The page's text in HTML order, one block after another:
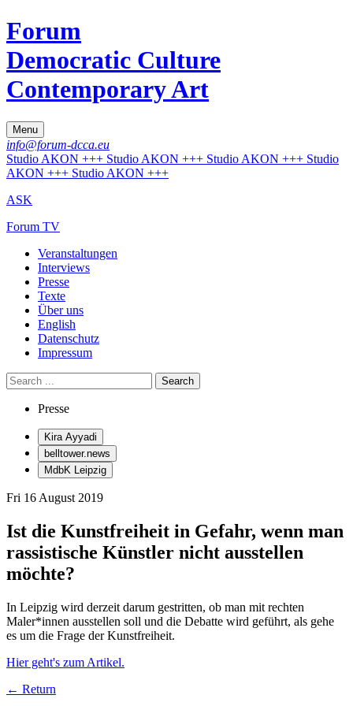
Forum
Democratic Culture
Contemporary Art
Menu
info@forum-dcca.eu
Studio AKON +++ Studio AKON +++ Studio AKON +++ Studio
AKON +++ Studio AKON +++
ASK
Forum TV
Veranstaltungen
Interviews
Presse
Texte
Über uns
English
Datenschutz
Impressum
Presse
Kira Ayyadi
belltower.news
MdbK Leipzig
Fri 16 August 2019
Ist die Kunstfreiheit in Gefahr, wenn man
rassistische Künstler nicht ausstellen
möchte?
In Leipzig wird derzeit darum gestritten, ob man mit rechten
Maler*innen ausstellen soll und die Debatte wird geführt, als gehe
es um die Frage der Kunstfreiheit.
Hier geht's zum Artikel.
← Return